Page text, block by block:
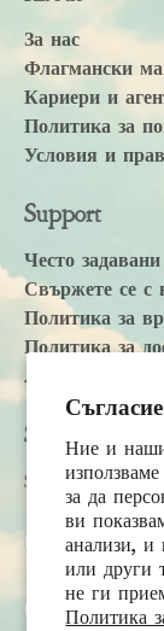
Ние и
за да
ви
анализи, и
или други
не ги
Политика
За нас
Флагмански
Кариери и
Политика за
Условия и
Support
Често
Свържете се с
Политика за
Политика за
Accessibility
Subscribe
Sign up to receive
Първо име
Фамилия